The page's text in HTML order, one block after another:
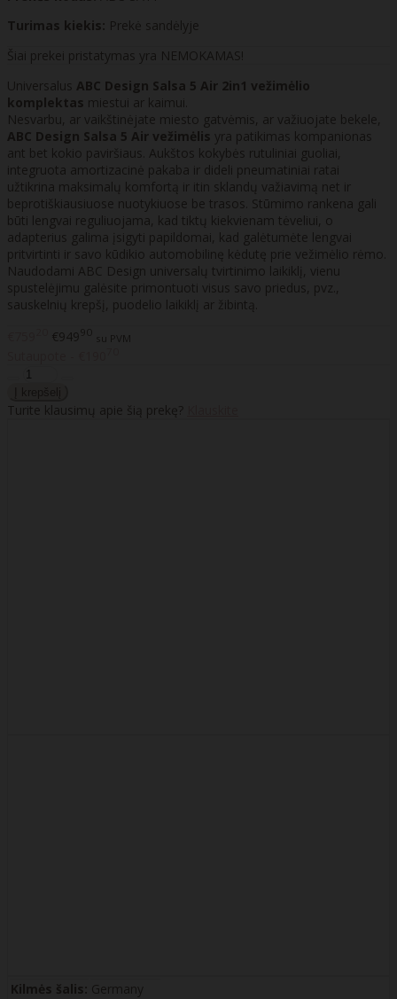
Turimas kiekis: Prekė sandėlyje
Šiai prekei pristatymas yra NEMOKAMAS!
Universalus ABC Design Salsa 5 Air 2in1 vežimėlio
komplektas miestui ar kaimui.
Nesvarbu, ar vaikštinėjate miesto gatvėmis, ar važiuojate bekele,
ABC Design Salsa 5 Air vežimėlis yra patikimas kompanionas
ant bet kokio paviršiaus. Aukštos kokybės rutuliniai guoliai,
integruota amortizacinė pakaba ir dideli pneumatiniai ratai
užtikrina maksimalų komfortą ir itin sklandų važiavimą net ir
beprotiškiausiuose nuotykiuose be trasos. Stūmimo rankena gali
būti lengvai reguliuojama, kad tiktų kiekvienam tėveliui, o
adapterius galima įsigyti papildomai, kad galėtumėte lengvai
pritvirtinti ir savo kūdikio automobilinę kėdutę prie vežimėlio rėmo.
Naudodami ABC Design universalų tvirtinimo laikiklį, vienu
spustelėjimu galėsite primontuoti visus savo priedus, pvz.,
sauskelnių krepšį, puodelio laikiklį ar žibintą.
€94990 su PVM
Turite klausimų apie šią prekę?
Kilmės šalis: Germany